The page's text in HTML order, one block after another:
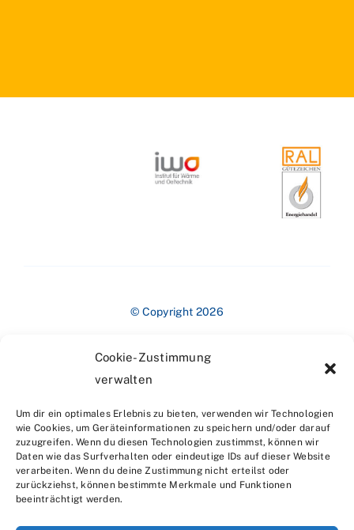
Cookie-Zustimmung
verwalten
Um dir ein optimales Erlebnis zu bieten, verwenden wir Technologien
wie Cookies, um Geräteinformationen zu speichern und/oder darauf
zuzugreifen. Wenn du diesen Technologien zustimmst, können wir
Daten wie das Surfverhalten oder eindeutige IDs auf dieser Website
verarbeiten. Wenn du deine Zustimmung nicht erteilst oder
zurückziehst, können bestimmte Merkmale und Funktionen
beeinträchtigt werden.
© Copyright 2026
Impressum